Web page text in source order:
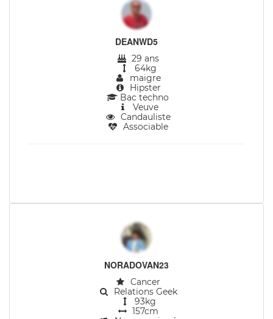
DEANWD5
29 ans
64kg
maigre
Hipster
Bac techno
Veuve
Candauliste
Associable
NORADOVAN23
Cancer
Relations Geek
93kg
157cm